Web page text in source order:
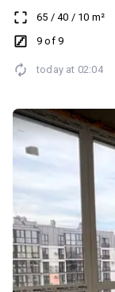
Роздільні кімнати ✔️ Роздільний санвузол ✔️ Простора лоджія ✔️
Панорамний вигляд ✔️ Встановлені радіатори та газовий котел
наземним паркінгом.
65 / 40 / 10 m²
9 of 9
today at 02:04